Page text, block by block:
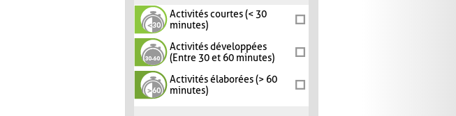
Activités courtes (< 30
minutes)
Activités développées
(Entre 30 et 60 minutes)
Activités élaborées (> 60
minutes)